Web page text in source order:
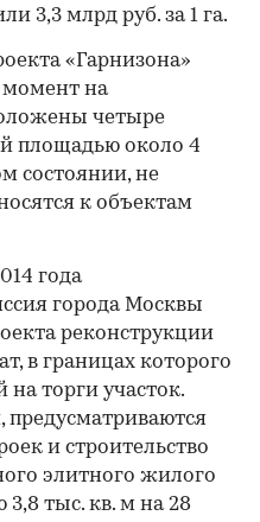
3,3 млрд руб. за 1 га.
«Гарнизона»
момент на
четыре
площадью около 4
состоянии, не
к объектам
года
города Москвы
реконструкции
в границах которого
торги участок.
предусматриваются
и строитель­ство
элитного жилого
тыс. кв. м на 28